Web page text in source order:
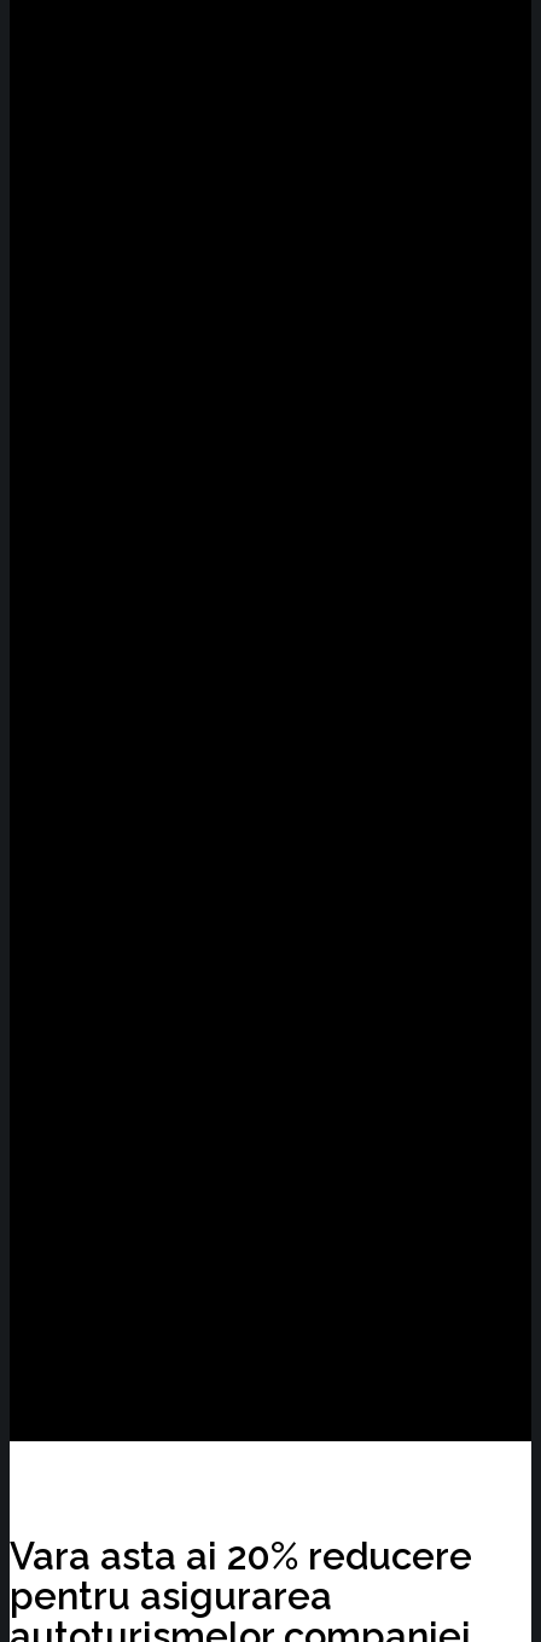
Vara asta ai 20% reducere
pentru asigurarea